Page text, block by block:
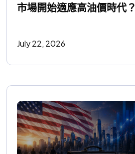
市場開始適應高油價時代？
July 22, 2026